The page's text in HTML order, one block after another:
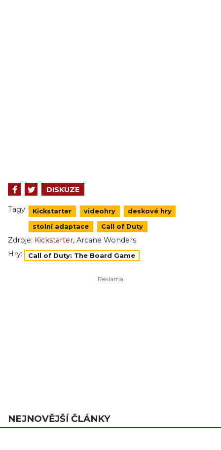
DISKUZE
Tagy: Kickstarter videohry deskové hry
stolní adaptace Call of Duty
Zdroje: Kickstarter, Arcane Wonders
Hry:
Call of Duty: The Board Game
NEJNOVĚJŠÍ ČLÁNKY